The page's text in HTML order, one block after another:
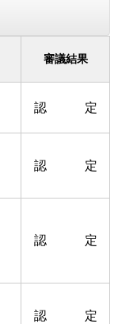
審議結果
認 定
認 定
認 定
認 定